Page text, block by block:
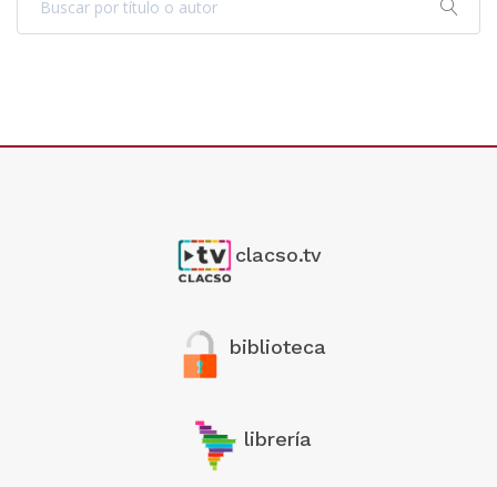
clacso.tv
biblioteca
librería